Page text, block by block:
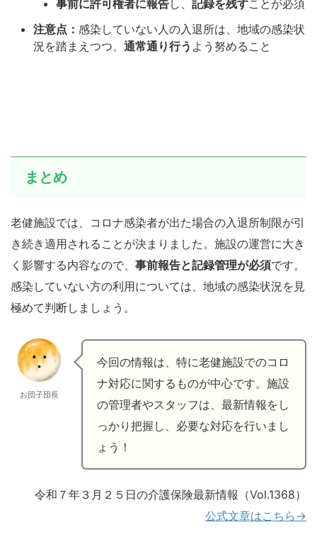
事前に許可権者に報告し、 記録を残すことが必須
注意点： 感染していない人の入退所は、地域の感染状
況を踏まえつつ、 通常通り行う よう努めること
まとめ
老健施設では、コロナ感染者が出た場合の入退所制限が引
き続き適用されることが決まりました。施設の運営に大き
く影響する内容なので、 事前報告と記録管理が必須です。
感染していない方の利用については、地域の感染状況を見
極めて判断しましょう。
お団子団長
今回の情報は、特に老健施設でのコロ
ナ対応に関するものが中心です。施設
の管理者やスタッフは、最新情報をし
っかり把握し、必要な対応を行いまし
ょう！
令和７年３月２５日の介護保険最新情報（Vol.1368）
公式文章はこちら→